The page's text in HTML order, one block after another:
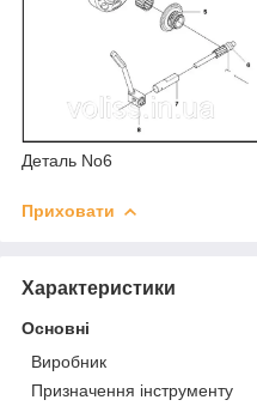
Деталь No6
Приховати
Характеристики
Основні
Виробник
Призначення інструменту